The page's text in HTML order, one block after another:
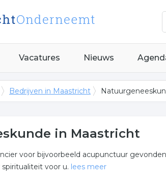
Vacatures Nieuws
Bedrijven in Maastricht
in Maastricht
voor bijvoorbeeld acupunctuur
voor u. lees meer